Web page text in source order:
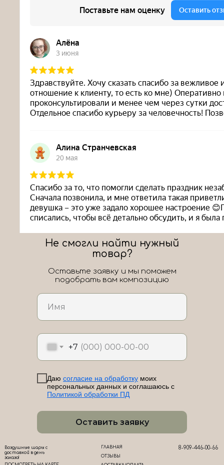
ЛоШАРик на карте Новороссийска — Яндекс Карты
+7
Даю согласие на обработку моих
персональных данных и соглашаюсь с
Политикой обработки ПД
Оставить заявку
Не смогли найти нужный
товар?
Оставьте заявку и мы поможем
подобрать вам композицию
ОТЗЫВЫ
ГЛАВНАЯ 8-909-446-00-66
Воздушные шары с
доставкой в день
заказа!